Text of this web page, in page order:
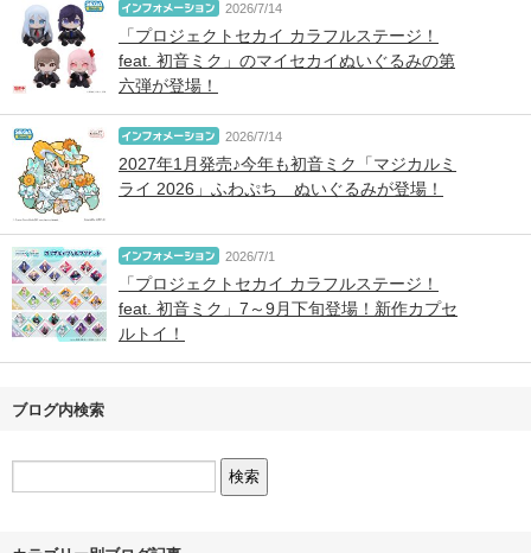
2026/7/14
「プロジェクトセカイ カラフルステージ！
feat. 初音ミク」のマイセカイぬいぐるみの第
六弾が登場！
2026/7/14
2027年1月発売♪今年も初音ミク「マジカルミ
ライ 2026」ふわぷち ぬいぐるみが登場！
2026/7/1
「プロジェクトセカイ カラフルステージ！
feat. 初音ミク」7～9月下旬登場！新作カプセ
ルトイ！
ブログ内検索